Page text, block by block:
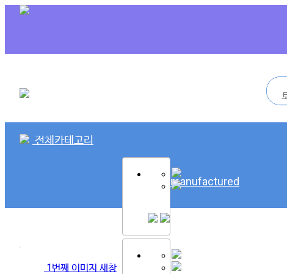
전체카테고리
SK Remanufactured
1번째 이미지 새창